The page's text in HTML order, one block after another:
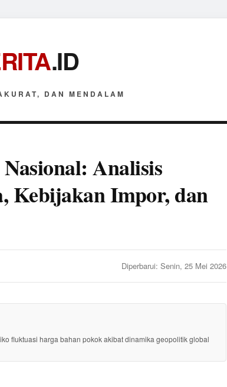
.ID
DAN MENDALAM
Analisis
Kebijakan Impor, dan
Diperbarui: Senin, 25 Mei 2026
fluktuasi harga bahan pokok akibat dinamika geopolitik global